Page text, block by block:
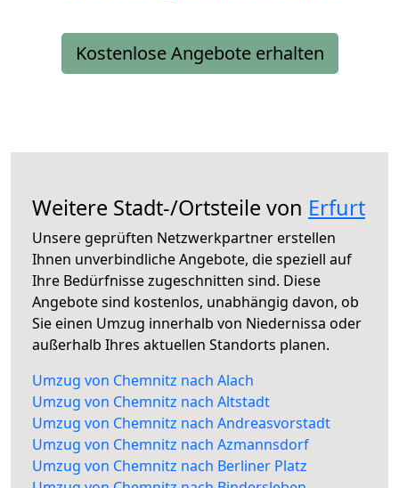
Kostenlose Angebote erhalten
Weitere Stadt-/Ortsteile von Erfurt
Unsere geprüften Netzwerkpartner erstellen
Ihnen unverbindliche Angebote, die speziell auf
Ihre Bedürfnisse zugeschnitten sind. Diese
Angebote sind kostenlos, unabhängig davon, ob
Sie einen Umzug innerhalb von Niedernissa oder
außerhalb Ihres aktuellen Standorts planen.
Umzug von Chemnitz nach Alach
Umzug von Chemnitz nach Altstadt
Umzug von Chemnitz nach Andreasvorstadt
Umzug von Chemnitz nach Azmannsdorf
Umzug von Chemnitz nach Berliner Platz